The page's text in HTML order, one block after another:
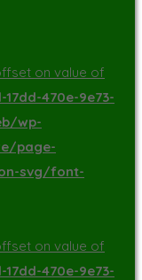
on value of
470e-9e73-
wp-
page-
svg/font-
on value of
470e-9e73-